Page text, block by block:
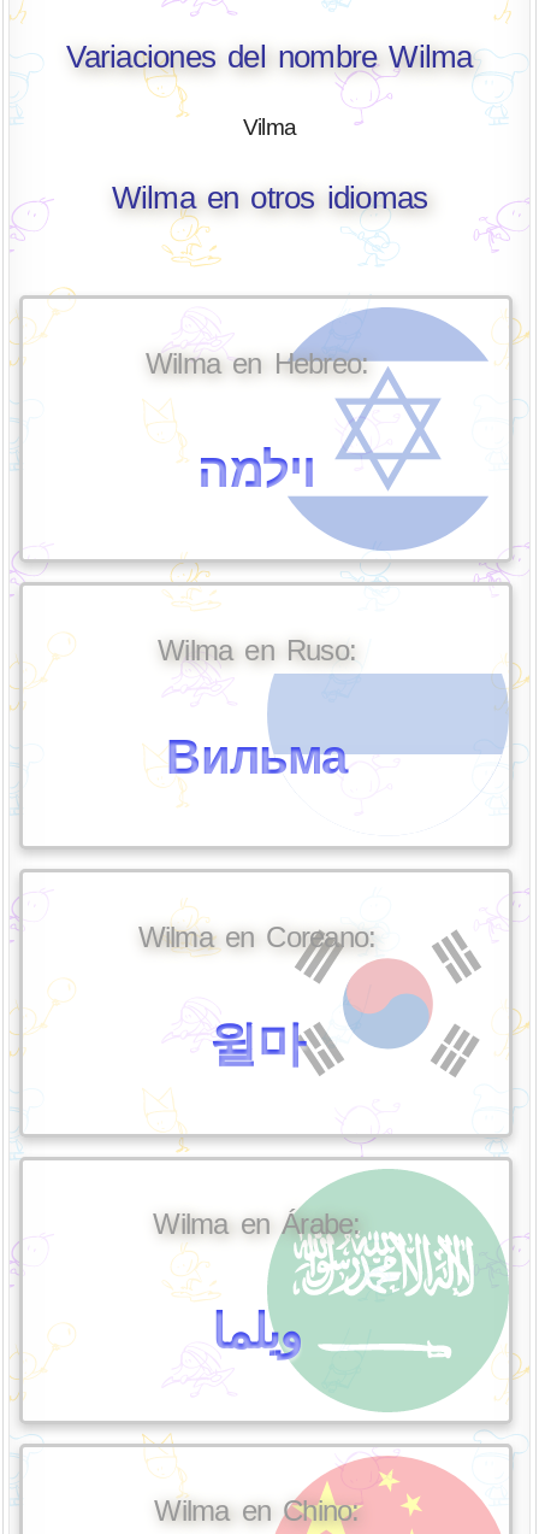
Variaciones del nombre Wilma
Vilma
Wilma en otros idiomas
Wilma en Hebreo:
וילמה
Wilma en Ruso:
Вильма
Wilma en Coreano:
윌마
Wilma en Árabe:
ويلما
Wilma en Chino: